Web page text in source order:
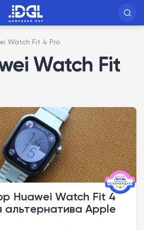
Watch Fit 4 Pro
Watch Fit
Huawei Watch Fit 4
альтернатива Apple